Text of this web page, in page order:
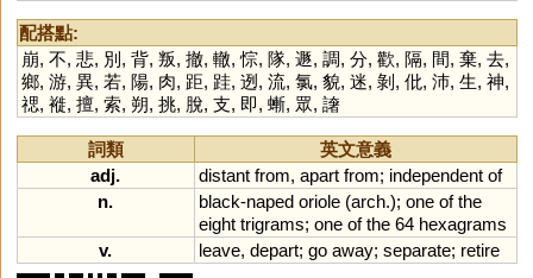
配搭點:
崩, 不, 悲, 別 , 背, 叛, 撤, 轍,悰, 隊, 遯, 調, 分, 歡, 隔, 間, 棄, 去,
鄉, 游, 異, 若, 陽, 肉, 距, 跬, 迾 , 流, 氯, 貌, 迷, 剝 , 仳, 沛, 生, 神,
禗, 褷, 擅, 索, 朔, 挑, 脫, 支, 即, 螹, 眾, 譇
詞類
英文意義
adj.
distant from, apart from; independent of
n.
black-naped oriole(arch.); one of the
eight trigrams; one of the 64 hexagrams
v.
leave, depart; go away; separate; retire